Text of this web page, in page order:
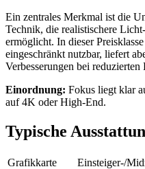
Ein zentrales Merkmal ist die
Technik, die realistischere
ermöglicht. In dieser
eingeschränkt nutzbar, liefert
Verbesserungen bei reduzierten
Einordnung: Fokus liegt klar
auf 4K oder High-End.
Typische
Grafikkarte
Einsteiger-/